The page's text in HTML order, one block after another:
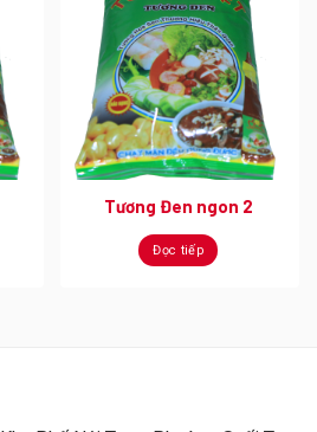
Tương Đen ngon 2
Đọc tiếp